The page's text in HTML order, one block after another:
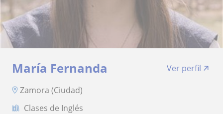
María Fernanda
Ver perfil
Zamora (Ciudad)
Clases de Inglés